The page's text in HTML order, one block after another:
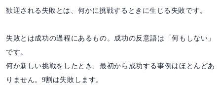
歓迎される失敗とは、何かに挑戦するときに生じる失敗です。
失敗とは成功の過程にあるもの。成功の反意語は「何もしない」
です。
何か新しい挑戦をしたとき、最初から成功する事例はほとんどあ
りません。9割は失敗します。